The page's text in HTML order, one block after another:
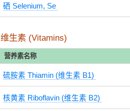
硒 Selenium, Se
维生素 (Vitamins)
营养素名称
硫胺素 Thiamin (维生素 B1)
核黄素 Riboflavin (维生素 B2)